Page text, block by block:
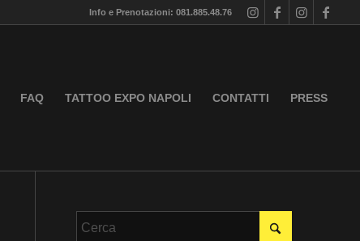
Info e Prenotazioni: 081.885.48.76
FAQ TATTOO EXPO NAPOLI CONTATTI PRESS